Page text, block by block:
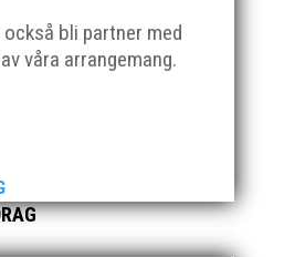
bli partner med
våra arrangemang.
så var vi ett helt gäng löpare
sprang det mysiga
runt Pildammsparken (2,7 km
med tidtagning på de fem